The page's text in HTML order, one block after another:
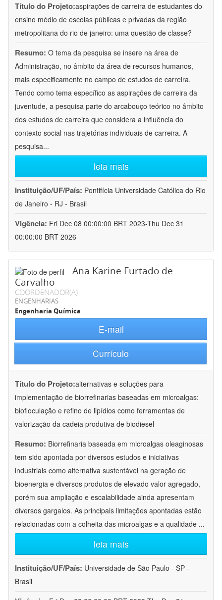
Título do Projeto:aspirações de carreira de estudantes do
ensino médio de escolas públicas e privadas da região
metropolitana do rio de janeiro: uma questão de classe?
Resumo: O tema da pesquisa se insere na área de
Administração, no âmbito da área de recursos humanos,
mais especificamente no campo de estudos de carreira.
Tendo como tema específico as aspirações de carreira da
juventude, a pesquisa parte do arcabouço teórico no âmbito
dos estudos de carreira que considera a influência do
contexto social nas trajetórias individuais de carreira. A
pesquisa...
leia mais
Instituição/UF/País: Pontifícia Universidade Católica do Rio
de Janeiro - RJ - Brasil
Vigência: Fri Dec 08 00:00:00 BRT 2023-Thu Dec 31
00:00:00 BRT 2026
Ana Karine Furtado de
Carvalho
COORDENADOR(A)
ENGENHARIAS
Engenharia Química
E-mail
Currículo
Título do Projeto:alternativas e soluções para
implementação de biorrefinarias baseadas em microalgas:
biofloculação e refino de lipídios como ferramentas de
valorização da cadeia produtiva de biodiesel
Resumo: Biorrefinaria baseada em microalgas oleaginosas
tem sido apontada por diversos estudos e iniciativas
industriais como alternativa sustentável na geração de
bioenergia e diversos produtos de elevado valor agregado,
porém sua ampliação e escalabilidade ainda apresentam
diversos gargalos. As principais limitações apontadas estão
relacionadas com a colheita das microalgas e a qualidade ...
leia mais
Instituição/UF/País: Universidade de São Paulo - SP -
Brasil